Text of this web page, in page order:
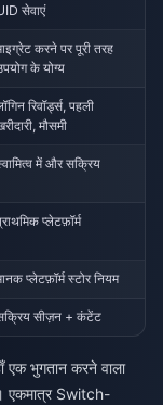
सेवाएं
करने पर पूरी तरह
के योग्य
रिवॉर्ड्स, पहली
मौसमी
में और सक्रिय
प्लेटफ़ॉर्म
प्लेटफ़ॉर्म स्टोर नियम
सीज़न + कंटेंट
एक भुगतान करने वाला
एकमात्र Switch-